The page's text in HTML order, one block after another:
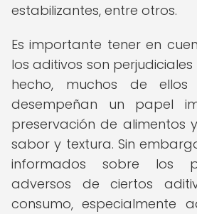
estabilizantes, entre otros.
Es importante tener en
los aditivos son
hecho, muchos de
desempeñan un papel
preservación de alimentos
sabor y textura. Sin
informados sobre los
adversos de ciertos
consumo, especialmente